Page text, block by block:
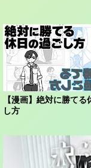
【漫画】絶対に勝てる
し方